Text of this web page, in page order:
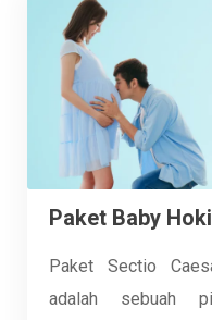
memberikan
berkomitmen
Anda menjadi
terlupakan.
Paket Sectio
adalah sebuah